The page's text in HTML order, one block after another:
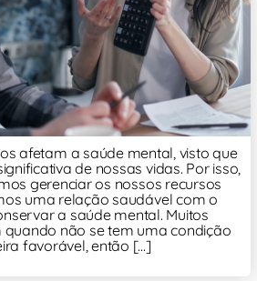
afetam a saúde mental, visto que
de nossas vidas. Por isso,
gerenciar os nossos recursos
uma relação saudável com o
a saúde mental. Muitos
não se tem uma condição
favorável, então [...]